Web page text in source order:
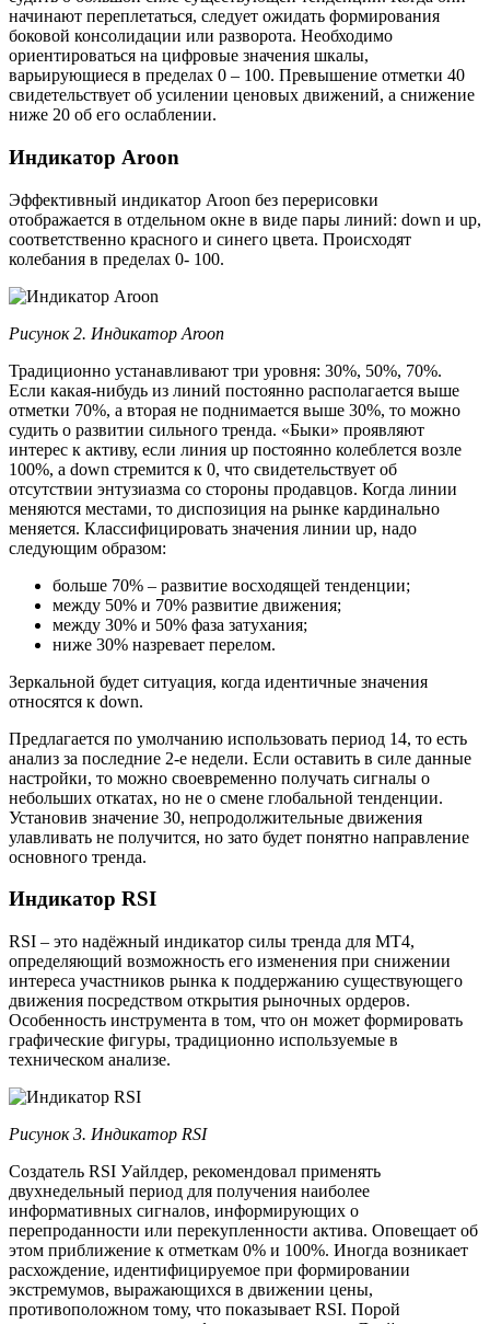
начинают переплетаться, следует ожидать формирования
боковой консолидации или разворота. Необходимо
ориентироваться на цифровые значения шкалы,
варьирующиеся в пределах 0 – 100. Превышение отметки 40
свидетельствует об усилении ценовых движений, а снижение
ниже 20 об его ослаблении.
Индикатор Aroon
Эффективный индикатор Aroon без перерисовки
отображается в отдельном окне в виде пары линий: down и up,
соответственно красного и синего цвета. Происходят
колебания в пределах 0- 100.
Рисунок 2. Индикатор Aroon
Традиционно устанавливают три уровня: 30%, 50%, 70%.
Если какая-нибудь из линий постоянно располагается выше
отметки 70%, а вторая не поднимается выше 30%, то можно
судить о развитии сильного тренда. «Быки» проявляют
интерес к активу, если линия up постоянно колеблется возле
100%, а down стремится к 0, что свидетельствует об
отсутствии энтузиазма со стороны продавцов. Когда линии
меняются местами, то диспозиция на рынке кардинально
меняется. Классифицировать значения линии up, надо
следующим образом:
больше 70% – развитие восходящей тенденции;
между 50% и 70% развитие движения;
между 30% и 50% фаза затухания;
ниже 30% назревает перелом.
Зеркальной будет ситуация, когда идентичные значения
относятся к down.
Предлагается по умолчанию использовать период 14, то есть
анализ за последние 2-е недели. Если оставить в силе данные
настройки, то можно своевременно получать сигналы о
небольших откатах, но не о смене глобальной тенденции.
Установив значение 30, непродолжительные движения
улавливать не получится, но зато будет понятно направление
основного тренда.
Индикатор RSI
RSI – это надёжный индикатор силы тренда для МТ4,
определяющий возможность его изменения при снижении
интереса участников рынка к поддержанию существующего
движения посредством открытия рыночных ордеров.
Особенность инструмента в том, что он может формировать
графические фигуры, традиционно используемые в
техническом анализе.
Рисунок 3. Индикатор RSI
Создатель RSI Уайлдер, рекомендовал применять
двухнедельный период для получения наиболее
информативных сигналов, информирующих о
перепроданности или перекупленности актива. Оповещает об
этом приближение к отметкам 0% и 100%. Иногда возникает
расхождение, идентифицируемое при формировании
экстремумов, выражающихся в движении цены,
противоположном тому, что показывает RSI. Порой